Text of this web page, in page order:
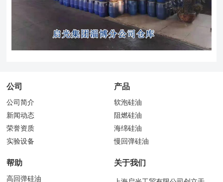
公司
公司简介
新闻动态
荣誉资质
实验设备
产品
软泡硅油
阻燃硅油
海绵硅油
慢回弹硅油
帮助
高回弹硅油
关于我们